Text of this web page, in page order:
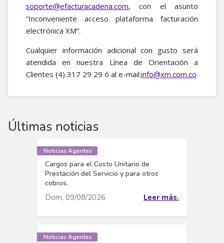
soporte@efacturacadena.com, con el asunto
“Inconveniente acceso plataforma facturación
electrónica XM”.
Cualquier información adicional con gusto será
atendida en nuestra Línea de Orientación a
Clientes (4) 317 29 29 ó al e-mail:info@xm.com.co
Últimas noticias
Noticias Agentes
Cargos para el Costo Unitario de
Prestación del Servicio y para otros
cobros.
Dom, 09/08/2026 Leer más.
Noticias Agentes